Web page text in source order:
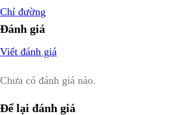
Chỉ đường
Đánh giá
Viết đánh giá
Chưa có đánh giá nào.
Để lại đánh giá